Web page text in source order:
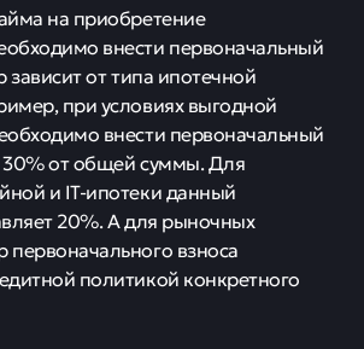
на приобретение
внести первоначальный
зависит от типа ипотечной
при условиях выгодной
внести первоначальный
30% от общей суммы. Для
и IT-ипотеки данный
20%. А для рыночных
взноса
политикой конкретного